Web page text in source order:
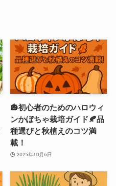
🎃初心者のためのハロウィ
ンかぼちゃ栽培ガイド🍂品
種選びと秋植えのコツ満
載！
2025年10月6日